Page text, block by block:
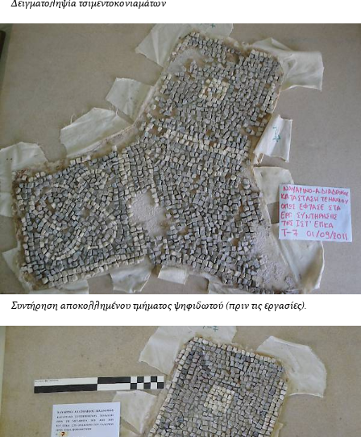
Δειγματοληψία τσιμεντοκονιαμάτων
Συντήρηση αποκολλημένου τμήματος ψηφιδωτού (πριν τις εργασίες).